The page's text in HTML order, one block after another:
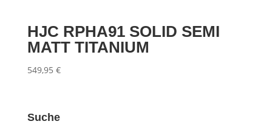
HJC RPHA91 SOLID SEMI
MATT TITANIUM
549,95 €
Suche